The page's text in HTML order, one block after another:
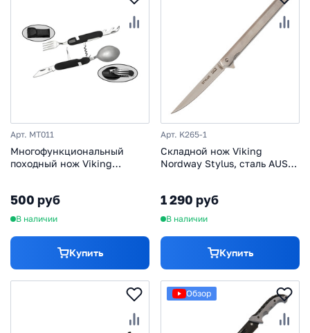
Арт. MT011
Многофункциональный
походный нож Viking
500 руб
В наличии
Купить
Арт. K265-1
Складной нож Viking
Nordway Stylus, сталь AUS-
1 290 руб
В наличии
Купить
Обзор